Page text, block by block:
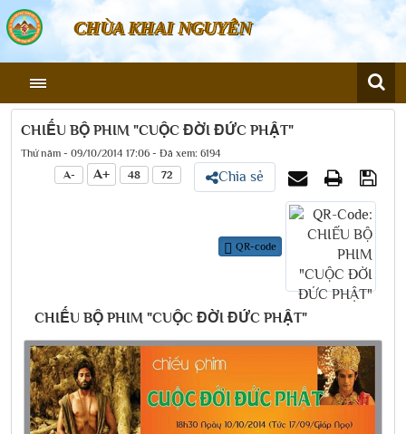
CHÙA KHAI NGUYÊN
CHIẾU BỘ PHIM "CUỘC ĐỜI ĐỨC PHẬT"
Thứ năm - 09/10/2014 17:06 - Đã xem: 6194
A-
A+ 48 72 Chia sẻ
QR-code
CHIẾU BỘ PHIM "CUỘC ĐỜI ĐỨC PHẬT"